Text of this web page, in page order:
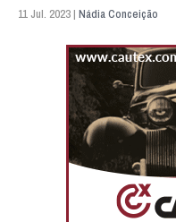
11 Jul. 2023 | Nádia Conceição